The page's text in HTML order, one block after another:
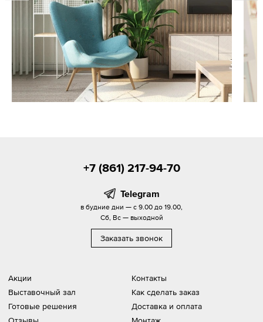
Акции
Выставочный зал
Готовые решения
Отзывы
Контакты
Как сделать заказ
Доставка и оплата
Монтаж
+7 (861) 217-94-70
Telegram
в будние дни — с 9.00 до 19.00,
Сб, Вс — выходной
Заказать звонок